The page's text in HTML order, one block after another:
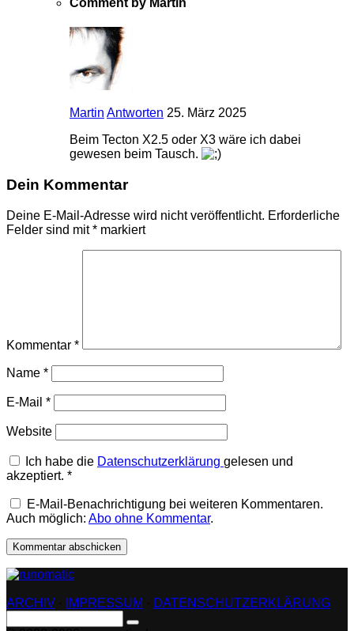
Martin Antworten 25. März 2025
Beim Tecton X2.5 oder X3 wäre ich dabei
gewesen beim Tausch.
Dein Kommentar
Deine E-Mail-Adresse wird nicht veröffentlicht. Erforderliche
Felder sind mit* markiert
Kommentar *
Name *
E-Mail *
Website
Ich habe die Datenschutzerklärung gelesen und
akzeptiert. *
E-Mail-Benachrichtigung bei weiteren Kommentaren.
Auch möglich: Abo ohne Kommentar.
ARCHIV IMPRESSUM
DATENSCHUTZERKLÄRUNG